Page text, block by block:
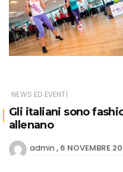
NEWS ED EVENTI
Gli italiani sono
allenano
admin 6 NOVEMBRE